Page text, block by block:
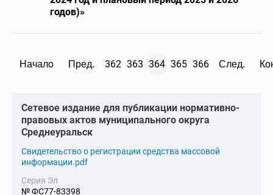
годов)»
Начало Пред. 362 363 364 365 366 След.
Cетевое издание для публикации нормативно-
правовых актов муниципального округа
Среднеуральск
Cвидетельство о регистрации средства массовой
информации.pdf
Серия Эл
№ ФС77-83398